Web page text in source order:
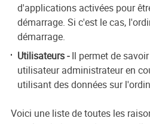
d'applications activées pour
démarrage. Si c'est le cas,
démarrage.
Utilisateurs -Il permet de
utilisateur administrateur en
utilisant des données sur
Voici une liste de toutes les